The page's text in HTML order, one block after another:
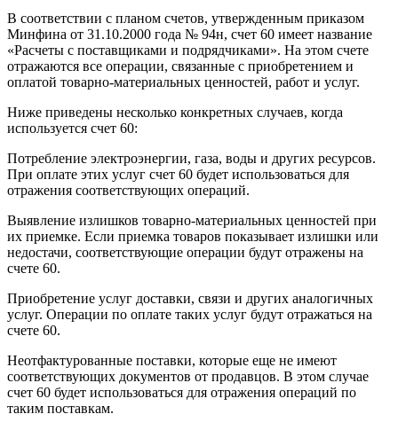
В соответствии с планом счетов, утвержденным приказом
Минфина от 31.10.2000 года № 94н, счет 60 имеет название
«Расчеты с поставщиками и подрядчиками». На этом счете
отражаются все операции, связанные с приобретением и
оплатой товарно-материальных ценностей, работ и услуг.
Ниже приведены несколько конкретных случаев, когда
используется счет 60:
Потребление электроэнергии, газа, воды и других ресурсов.
При оплате этих услуг счет 60 будет использоваться для
отражения соответствующих операций.
Выявление излишков товарно-материальных ценностей при
их приемке. Если приемка товаров показывает излишки или
недостачи, соответствующие операции будут отражены на
счете 60.
Приобретение услуг доставки, связи и других аналогичных
услуг. Операции по оплате таких услуг будут отражаться на
счете 60.
Неотфактурованные поставки, которые еще не имеют
соответствующих документов от продавцов. В этом случае
счет 60 будет использоваться для отражения операций по
таким поставкам.